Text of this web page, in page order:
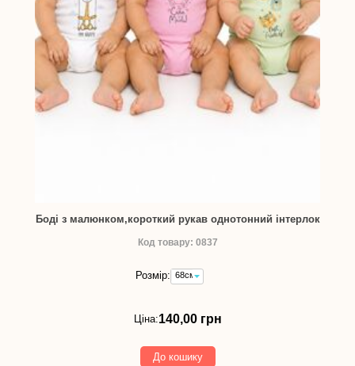
Боді з малюнком,короткий рукав однотонний інтерлок
Код товару: 0837
Розмір: 68см
-
Ціна:140,00 грн
До кошику